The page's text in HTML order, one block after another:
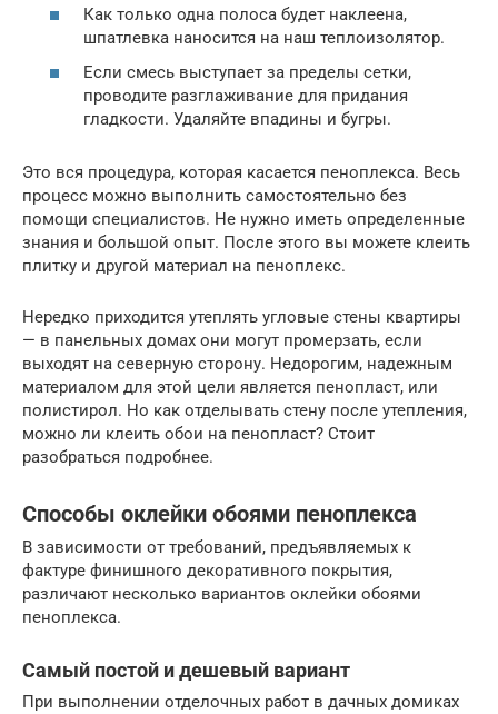
Как только одна полоса будет наклеена,
шпатлевка наносится на наш теплоизолятор.
Если смесь выступает за пределы сетки,
проводите разглаживание для придания
гладкости. Удаляйте впадины и бугры.
Это вся процедура, которая касается пеноплекса. Весь
процесс можно выполнить самостоятельно без
помощи специалистов. Не нужно иметь определенные
знания и большой опыт. После этого вы можете клеить
плитку и другой материал на пеноплекс.
Нередко приходится утеплять угловые стены квартиры
— в панельных домах они могут промерзать, если
выходят на северную сторону. Недорогим, надежным
материалом для этой цели является пенопласт, или
полистирол. Но как отделывать стену после утепления,
можно ли клеить обои на пенопласт? Стоит
разобраться подробнее.
Способы оклейки обоями пеноплекса
В зависимости от требований, предъявляемых к
фактуре финишного декоративного покрытия,
различают несколько вариантов оклейки обоями
пеноплекса.
Самый постой и дешевый вариант
При выполнении отделочных работ в дачных домиках